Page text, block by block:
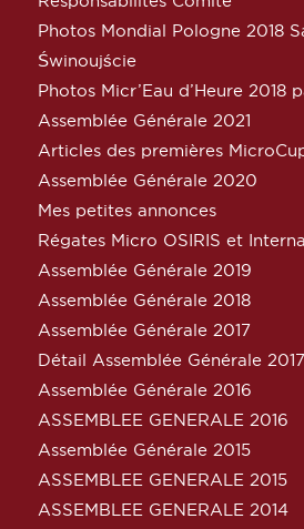
Photos Mondial Pologne 2018
Świnoujście
Photos Micr’Eau d’Heure 2018
Assemblée Générale 2021
Articles des premières
Assemblée Générale 2020
Mes petites annonces
Régates Micro OSIRIS et
Assemblée Générale 2019
Assemblée Générale 2018
Assemblée Générale 2017
Détail Assemblée Générale 2017
Assemblée Générale 2016
ASSEMBLEE GENERALE 2016
Assemblée Générale 2015
ASSEMBLEE GENERALE 2015
ASSEMBLEE GENERALE 2014